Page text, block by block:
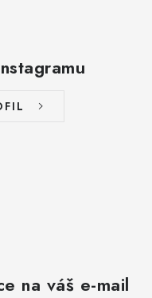
na váš e-mail